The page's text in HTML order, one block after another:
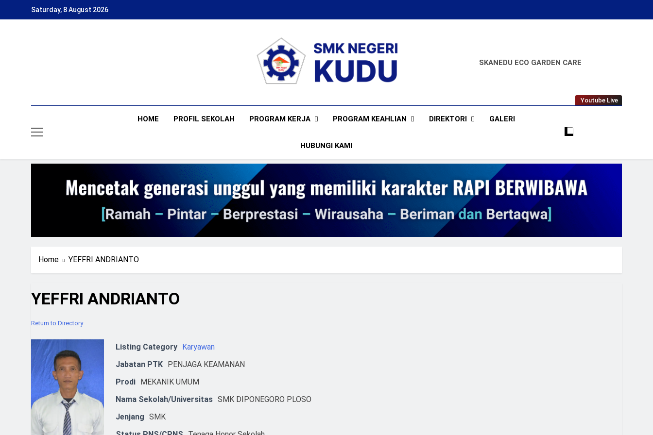
Saturday, 8 August 2026
SKANEDU ECO GARDEN CARE
Youtube Live
HOME PROFIL SEKOLAH PROGRAM KERJA PROGRAM KEAHLIAN DIREKTORI GALERI
HUBUNGI KAMI
Home YEFFRI ANDRIANTO
YEFFRI ANDRIANTO
Return to Directory
Listing Category Karyawan
Jabatan PTK PENJAGA KEAMANAN
Prodi MEKANIK UMUM
Nama Sekolah/Universitas SMK DIPONEGORO PLOSO
Jenjang SMK